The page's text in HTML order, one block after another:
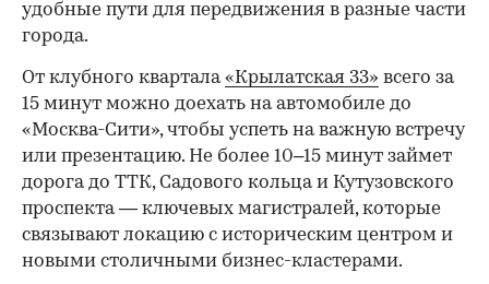
удобные пути для передвижения в разные части
города.
От клубного квартала«Крылатская 33» всего за
15 минут можно доехать на автомобиле до
«Москва-Сити», чтобы успеть на важную встречу
или презентацию. Не более 10–15 минут займет
дорога до ТТК, Садового кольца и Кутузовского
проспекта — ключевых магистралей, которые
связывают локацию с историческим центром и
новыми столичными бизнес-кластерами.